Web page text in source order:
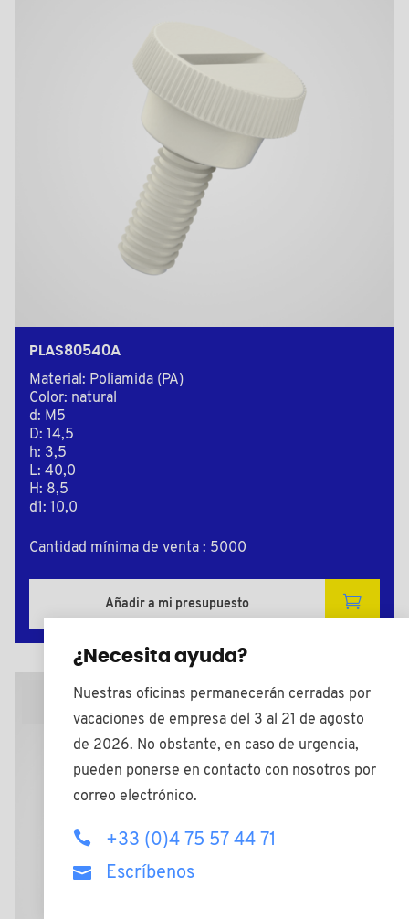
PLAS80540A
Material: Poliamida (PA)
Color: natural
d: M5
D: 14,5
h: 3,5
L: 40,0
H: 8,5
d1: 10,0
Cantidad mínima de venta : 5000
Añadir a mi presupuesto
Plano 2D
¿Necesita ayuda?
Nuestras oficinas permanecerán cerradas por
vacaciones de empresa del 3 al 21 de agosto
de 2026. No obstante, en caso de urgencia,
pueden ponerse en contacto con nosotros por
correo electrónico.
+33 (0)4 75 57 44 71
Escríbenos